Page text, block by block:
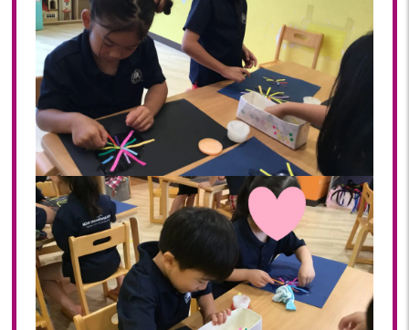
2018年 08月(19)
2018年 07月(20)
2018年 06月(21)
2018年 05月(11)